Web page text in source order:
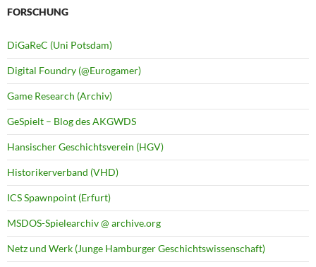
FORSCHUNG
DiGaReC (Uni Potsdam)
Digital Foundry (@Eurogamer)
Game Research (Archiv)
GeSpielt – Blog des AKGWDS
Hansischer Geschichtsverein (HGV)
Historikerverband (VHD)
ICS Spawnpoint (Erfurt)
MSDOS-Spielearchiv @ archive.org
Netz und Werk (Junge Hamburger Geschichtswissenschaft)